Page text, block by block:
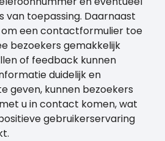
van toepassing. Daarnaast
om een contactformulier toe
bezoekers gemakkelijk
of feedback kunnen
duidelijk en
geven, kunnen bezoekers
u in contact komen, wat
gebruikerservaring